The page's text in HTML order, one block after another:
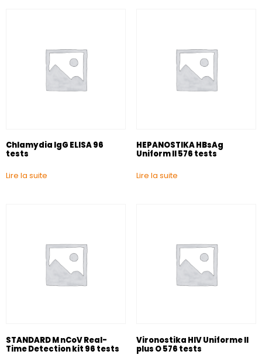
Chlamydia IgG ELISA 96
tests
Lire la suite
HEPANOSTIKA HBsAg
Uniform II 576 tests
Lire la suite
STANDARD M nCoV Real-
Time Detection kit 96 tests
Vironostika HIV Uniforme II
plus O 576 tests